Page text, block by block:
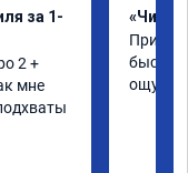
за 1-
2 +
мне
«Чип